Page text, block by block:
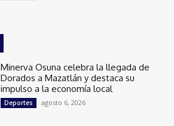
Minerva Osuna celebra la llegada de
Dorados a Mazatlán y destaca su
impulso a la economía local
Deportes agosto 6, 2026